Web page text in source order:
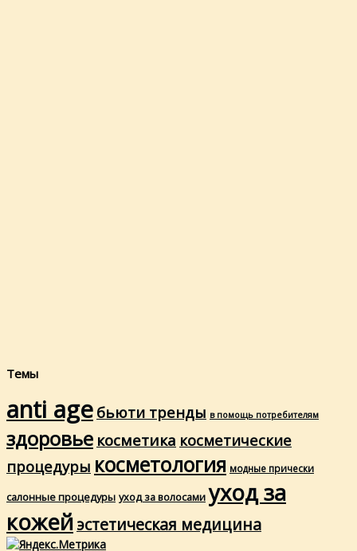
Темы
anti age бьюти тренды в помощь потребителям
здоровье косметика косметические
процедуры косметология модные прически
салонные процедуры уход за волосами уход за
кожейэстетическая медицина